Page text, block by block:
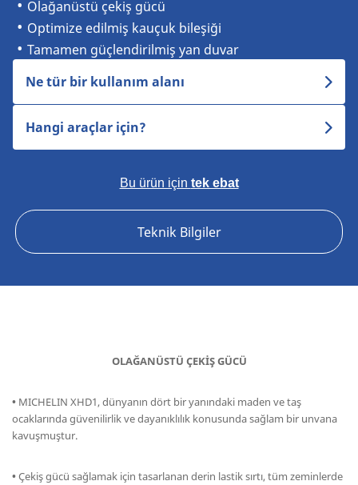
Olağanüstü çekiş gücü
Optimize edilmiş kauçuk bileşiği
Tamamen güçlendirilmiş yan duvar
Ne tür bir kullanım alanı
Hangi araçlar için?
Bu ürün için tek ebat
Teknik Bilgiler
OLAĞANÜSTÜ ÇEKİŞ GÜCÜ
• MICHELIN XHD1, dünyanın dört bir yanındaki maden ve taş
ocaklarında güvenilirlik ve dayanıklılık konusunda sağlam bir unvana
kavuşmuştur.
•Çekiş gücü sağlamak için tasarlanan derin lastik sırtı, tüm zeminlerde